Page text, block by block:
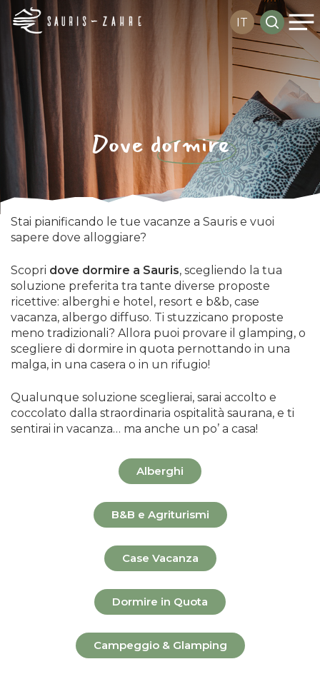
Skip
to
main
content
IT search
Dovedormire
Stai pianificando le tue vacanze a Sauris e vuoi
sapere dove alloggiare?
Scopri dove dormire a Sauris, scegliendo la tua
soluzione preferita tra tante diverse proposte
ricettive: alberghi e hotel, resort e b&b, case
vacanza, albergo diffuso. Ti stuzzicano proposte
meno tradizionali? Allora puoi provare il glamping, o
scegliere di dormire in quota pernottando in una
malga, in una casera o in un rifugio!
Qualunque soluzione sceglierai, sarai accolto e
coccolato dalla straordinaria ospitalità saurana, e ti
sentirai in vacanza… ma anche un po’ a casa!
Alberghi
B&B e Agriturismi
Case Vacanza
Dormire in Quota
Campeggio & Glamping